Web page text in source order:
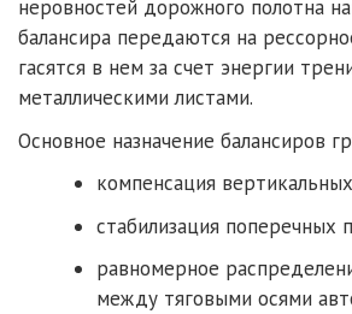
неровностей дорожного полотна
балансира передаются на
гасятся в нем за счет энергии
металлическими листами.
Основное назначение балансиров
компенсация
стабилизация поперечных
равномерное
между тяговыми осями